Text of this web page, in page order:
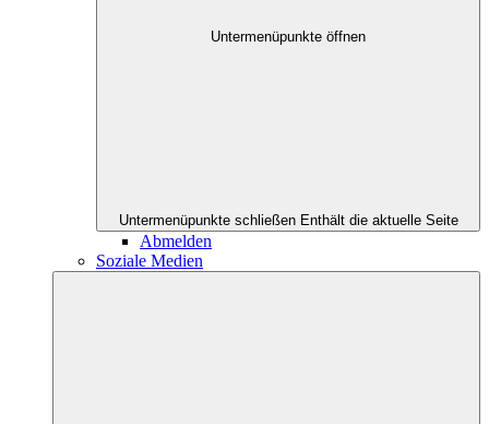
Untermenüpunkte öffnen
Untermenüpunkte schließen Enthält die aktuelle Seite
Abmelden
Soziale Medien